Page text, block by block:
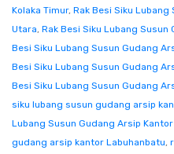
Kolaka Timur, Rak Besi Siku Lubang
Utara, Rak Besi Siku Lubang
Besi Siku Lubang Susun Gudang
Besi Siku Lubang Susun Gudang
Besi Siku Lubang Susun Gudang
siku lubang susun gudang arsip
Lubang Susun Gudang Arsip Kantor
gudang arsip kantor Labuhanbatu,